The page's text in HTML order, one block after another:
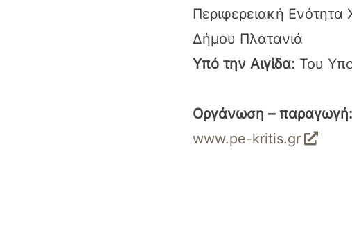
Περιφερειακή
Δήμου Πλατανιά
Υπό την Αιγίδα: Του
Οργάνωση – παραγωγή:
www.pe-kritis.gr